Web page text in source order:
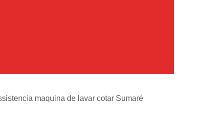
Condicionado Portatil
maquina de lavar cotar Sumaré